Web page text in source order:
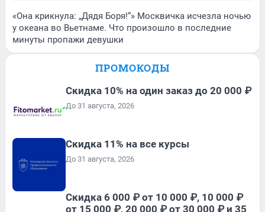
«Она крикнула: „Дядя Боря!“» Москвичка исчезла ночью
у океана во Вьетнаме. Что произошло в последние
минуты пропажи девушки
ПРОМОКОДЫ
Скидка 10% на один заказ до 20 000 ₽
До 31 августа, 2026
Скидка 11% на все курсы
До 31 августа, 2026
Скидка 6 000 ₽ от 10 000 ₽, 10 000 ₽
от 15 000 ₽, 20 000 ₽ от 30 000 ₽ и 35